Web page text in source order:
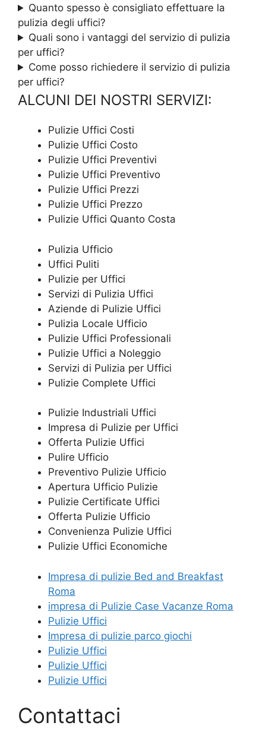
Quanto spesso è consigliato effettuare la
pulizia degli uffici?
Quali sono i vantaggi del servizio di pulizia
per uffici?
Come posso richiedere il servizio di pulizia
per uffici?
ALCUNI DEI NOSTRI SERVIZI:
Pulizie Uffici Costi
Pulizie Uffici Costo
Pulizie Uffici Preventivi
Pulizie Uffici Preventivo
Pulizie Uffici Prezzi
Pulizie Uffici Prezzo
Pulizie Uffici Quanto Costa
Pulizia Ufficio
Uffici Puliti
Pulizie per Uffici
Servizi di Pulizia Uffici
Aziende di Pulizie Uffici
Pulizia Locale Ufficio
Pulizie Uffici Professionali
Pulizie Uffici a Noleggio
Servizi di Pulizia per Uffici
Pulizie Complete Uffici
Pulizie Industriali Uffici
Impresa di Pulizie per Uffici
Offerta Pulizie Uffici
Pulire Ufficio
Preventivo Pulizie Ufficio
Apertura Ufficio Pulizie
Pulizie Certificate Uffici
Offerta Pulizie Ufficio
Convenienza Pulizie Uffici
Pulizie Uffici Economiche
Impresa di pulizie Bed and Breakfast
Roma
impresa di Pulizie Case Vacanze Roma
Pulizie Uffici
Impresa di pulizie parco giochi
Pulizie Uffici
Pulizie Uffici
Pulizie Uffici
Contattaci